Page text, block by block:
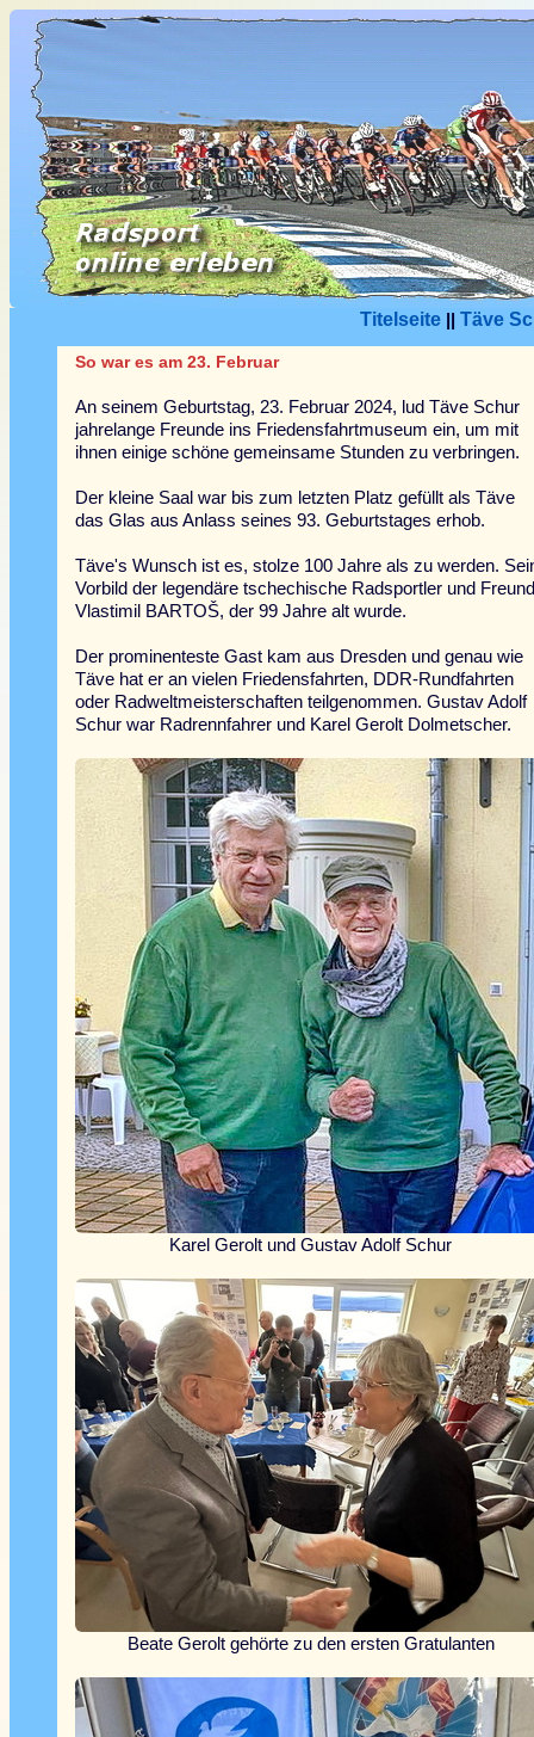
Titelseite || Täve
So war es am 23. Februar
An seinem Geburtstag, 23. Februar 2024, lud Täve Schur
jahrelange Freunde ins Friedensfahrtmuseum ein, um mit
ihnen einige schöne gemeinsame Stunden zu verbringen.
Der kleine Saal war bis zum letzten Platz gefüllt als Täve
das Glas aus Anlass seines 93. Geburtstages erhob.
Täve's Wunsch ist es, stolze 100 Jahre als zu werden.
Vorbild der legendäre tschechische Radsportler und Freund
Vlastimil BARTOŠ, der 99 Jahre alt wurde.
Der prominenteste Gast kam aus Dresden und genau wie
Täve hat er an vielen Friedensfahrten, DDR-Rundfahrten
oder Radweltmeisterschaften teilgenommen. Gustav Adolf
Schur war Radrennfahrer und Karel Gerolt Dolmetscher.
Karel Gerolt und Gustav Adolf Schur
Beate Gerolt gehörte zu den ersten Gratulanten